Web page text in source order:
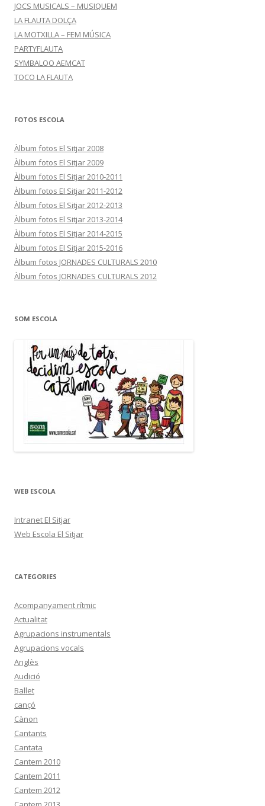
JOCS MUSICALS – MUSIQUEM
LA FLAUTA DOLÇA
LA MOTXILLA – FEM MÚSICA
PARTYFLAUTA
SYMBALOO AEMCAT
TOCO LA FLAUTA
FOTOS ESCOLA
Àlbum fotos El Sitjar 2008
Àlbum fotos El Sitjar 2009
Àlbum fotos El Sitjar 2010-2011
Àlbum fotos El Sitjar 2011-2012
Àlbum fotos El Sitjar 2012-2013
Àlbum fotos El Sitjar 2013-2014
Àlbum fotos El Sitjar 2014-2015
Àlbum fotos El Sitjar 2015-2016
Àlbum fotos JORNADES CULTURALS 2010
Àlbum fotos JORNADES CULTURALS 2012
SOM ESCOLA
WEB ESCOLA
Intranet El Sitjar
Web Escola El Sitjar
CATEGORIES
Acompanyament rítmic
Actualitat
Agrupacions instrumentals
Agrupacions vocals
Anglès
Audició
Ballet
cançó
Cànon
Cantants
Cantata
Cantem 2010
Cantem 2011
Cantem 2012